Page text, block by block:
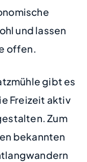
und lassen
offen.
gibt es
Freizeit aktiv
Zum
bekannten